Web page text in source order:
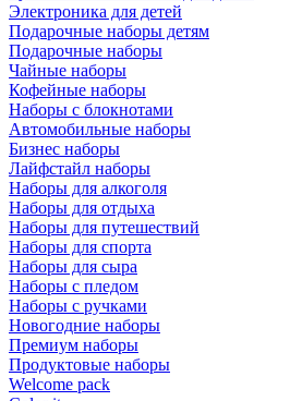
Электроника для детей
Подарочные наборы детям
Подарочные наборы
Чайные наборы
Кофейные наборы
Наборы с блокнотами
Автомобильные наборы
Бизнес наборы
Лайфстайл наборы
Наборы для алкоголя
Наборы для отдыха
Наборы для путешествий
Наборы для спорта
Наборы для сыра
Наборы с пледом
Наборы с ручками
Новогодние наборы
Премиум наборы
Продуктовые наборы
Welcome pack